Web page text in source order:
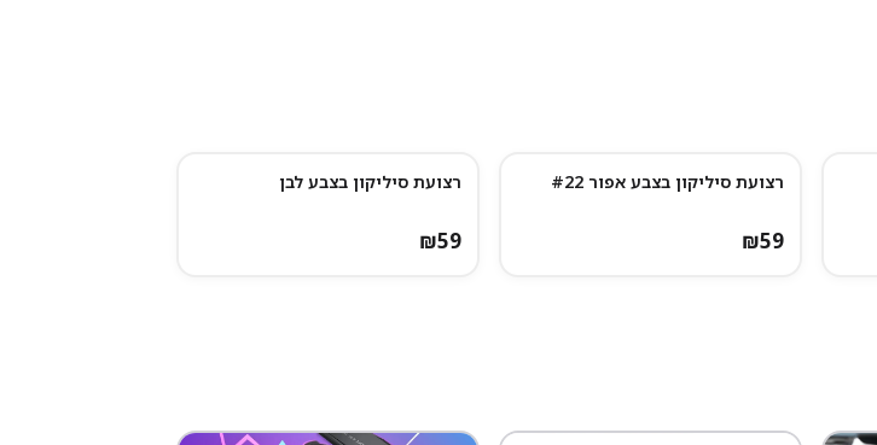
רצועת סיליקון בצבע אפור #22
₪59
רצועת סיליקון בצבע לבן
₪59